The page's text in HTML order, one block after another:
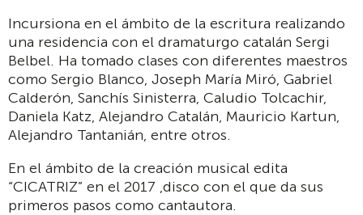
Incursiona en el ámbito de la escritura realizando
una residencia con el dramaturgo catalán Sergi
Belbel. Ha tomado clases con diferentes maestros
como Sergio Blanco, Joseph María Miró, Gabriel
Calderón, Sanchís Sinisterra, Caludio Tolcachir,
Daniela Katz, Alejandro Catalán, Mauricio Kartun,
Alejandro Tantanián, entre otros.
En el ámbito de la creación musical edita
“CICATRIZ” en el 2017 ,disco con el que da sus
primeros pasos como cantautora.